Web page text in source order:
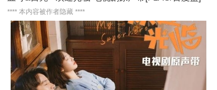
**** 本内容被作者隐藏 ****